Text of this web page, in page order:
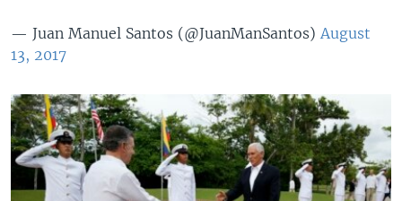
— Juan Manuel Santos (@JuanManSantos) August
13, 2017